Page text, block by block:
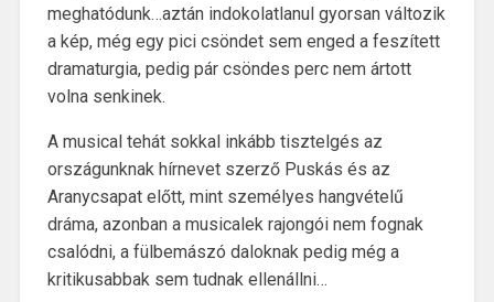
meghatódunk…aztán indokolatlanul gyorsan változik
a kép, még egy pici csöndet sem enged a feszített
dramaturgia, pedig pár csöndes perc nem ártott
volna senkinek.
A musical tehát sokkal inkább tisztelgés az
országunknak hírnevet szerző Puskás és az
Aranycsapat előtt, mint személyes hangvételű
dráma, azonban a musicalek rajongói nem fognak
csalódni, a fülbemászó daloknak pedig még a
kritikusabbak sem tudnak ellenállni…